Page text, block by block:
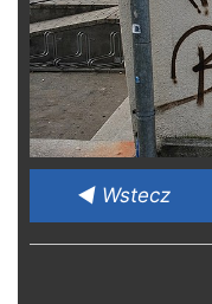
◄ Wstecz